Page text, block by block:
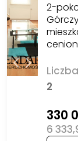
2-
2
330
6